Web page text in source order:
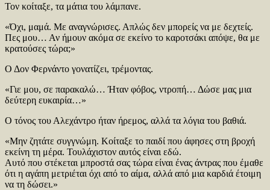
Τον κοίταξε, τα μάτια του λάμπανε.
«Όχι, μαμά. Με αναγνώρισες. Απλώς δεν μπορείς να με δεχτείς.
Πες μου… Αν ήμουν ακόμα σε εκείνο το καροτσάκι απόψε, θα με
κρατούσες τώρα;»
Ο Δον Φερνάντο γονατίζει, τρέμοντας.
«Γιε μου, σε παρακαλώ… Ήταν φόβος, ντροπή… Δώσε μας μια
δεύτερη ευκαιρία…»
Ο τόνος του Αλεχάντρο ήταν ήρεμος, αλλά τα λόγια του βαθιά.
«Μην ζητάτε συγγνώμη. Κοίταξε το παιδί που άφησες στη βροχή
εκείνη τη μέρα. Τουλάχιστον αυτός είναι εδώ.
Αυτό που στέκεται μπροστά σας τώρα είναι ένας άντρας που έμαθε
ότι η αγάπη μετριέται όχι από το αίμα, αλλά από μια καρδιά έτοιμη
να τη δώσει.»